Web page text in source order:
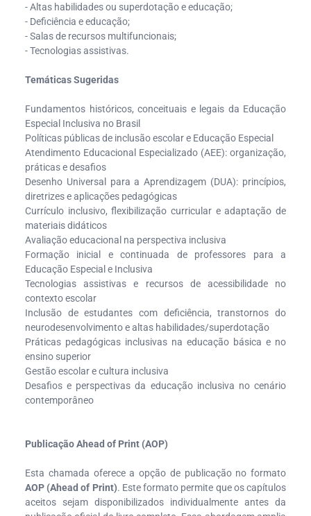
- Altas habilidades ou superdotação e educação;
- Deficiência e educação;
- Salas de recursos multifuncionais;
- Tecnologias assistivas.
Temáticas Sugeridas
Fundamentos históricos, conceituais e legais da Educação
Especial Inclusiva no Brasil
Políticas públicas de inclusão escolar e Educação Especial
Atendimento Educacional Especializado (AEE): organização,
práticas e desafios
Desenho Universal para a Aprendizagem (DUA): princípios,
diretrizes e aplicações pedagógicas
Currículo inclusivo, flexibilização curricular e adaptação de
materiais didáticos
Avaliação educacional na perspectiva inclusiva
Formação inicial e continuada de professores para a
Educação Especial e Inclusiva
Tecnologias assistivas e recursos de acessibilidade no
contexto escolar
Inclusão de estudantes com deficiência, transtornos do
neurodesenvolvimento e altas habilidades/superdotação
Práticas pedagógicas inclusivas na educação básica e no
ensino superior
Gestão escolar e cultura inclusiva
Desafios e perspectivas da educação inclusiva no cenário
contemporâneo
Publicação Ahead of Print (AOP)
Esta chamada oferece a opção de publicação no formato
AOP (Ahead of Print). Este formato permite que os capítulos
aceitos sejam disponibilizados individualmente antes da